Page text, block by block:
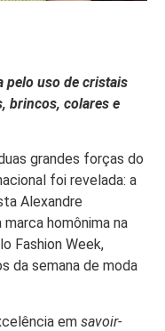
pelo uso de cristais
brincos, colares e
grandes forças do
foi revelada: a
Alexandre
homônima na
Fashion Week,
da semana de moda
em savoir-